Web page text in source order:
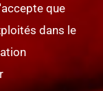
que
dans le